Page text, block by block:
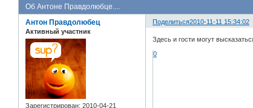
Об Антоне Правдолюбце....
Поделиться2010-11-11 15:34:02
Антон Правдолюбец
Активный участник
Зарегистрирован: 2010-04-21
Здесь и гости могут
0